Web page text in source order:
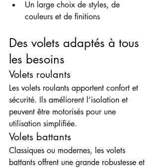
Un large choix de styles, de
couleurs et de finitions
Des volets adaptés à tous
les besoins
Volets roulants
Les volets roulants apportent confort et
sécurité. Ils améliorent l’isolation et
peuvent être motorisés pour une
utilisation simplifiée.
Volets battants
Classiques ou modernes, les volets
battants offrent une grande robustesse et